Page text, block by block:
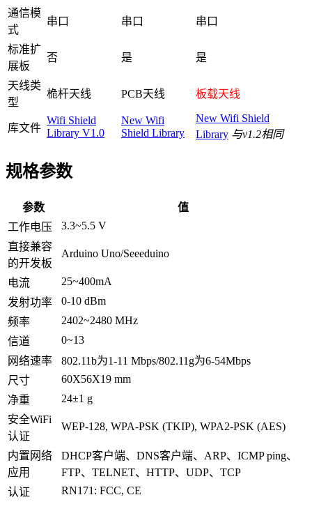
通信模
式
串口 串口 串口
标准扩
展板
否 是 是
天线类
型
桅杆天线 PCB天线 板载天线
库文件
Wifi Shield
Library V1.0
New Wifi
Shield Library
New Wifi Shield
Library 与v1.2相同
规格参数
参数
值
工作电压
3.3~5.5 V
直接兼容
的开发板
Arduino Uno/Seeeduino
电流
25~400mA
发射功率
0-10 dBm
频率
2402~2480 MHz
信道
0~13
网络速率
802.11b为1-11 Mbps/802.11g为6-54Mbps
尺寸
60X56X19 mm
净重
24±1 g
安全WiFi
认证
WEP-128, WPA-PSK (TKIP), WPA2-PSK (AES)
内置网络
应用
DHCP客户端、DNS客户端、ARP、ICMP ping、
FTP、TELNET、HTTP、UDP、TCP
认证
RN171: FCC, CE